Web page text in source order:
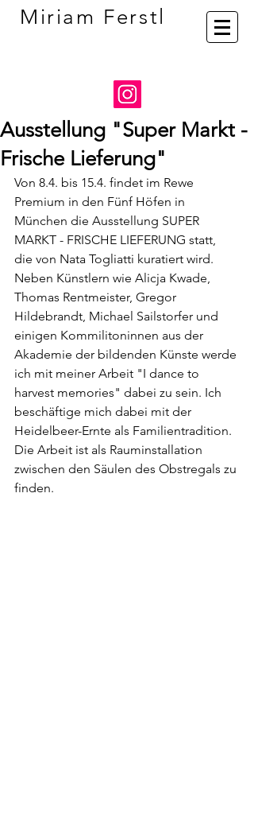
Miriam Ferstl
Ausstellung "Super Markt -
Frische Lieferung"
Von 8.4. bis 15.4. findet im Rewe
Premium in den Fünf Höfen in
München die Ausstellung SUPER
MARKT - FRISCHE LIEFERUNG statt,
die von Nata Togliatti kuratiert wird.
Neben Künstlern wie Alicja Kwade,
Thomas Rentmeister, Gregor
Hildebrandt, Michael Sailstorfer und
einigen Kommilitoninnen aus der
Akademie der bildenden Künste werde
ich mit meiner Arbeit "I dance to
harvest memories" dabei zu sein. Ich
beschäftige mich dabei mit der
Heidelbeer-Ernte als Familientradition.
Die Arbeit ist als Rauminstallation
zwischen den Säulen des Obstregals zu
finden.